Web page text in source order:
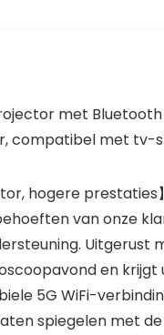
met
compatibel met tv-
hogere prestaties
van onze
Uitgerust
en
5G WiFi-
spiegelen met de